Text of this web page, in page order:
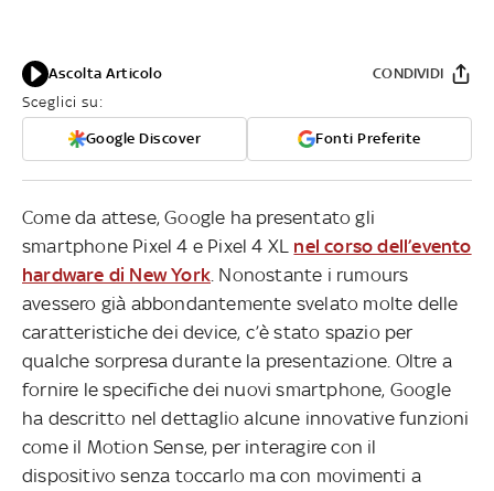
Ascolta Articolo
Sceglici su:
Google Discover Fonti Preferite
CONDIVIDI
Come da attese, Google ha presentato gli
smartphone Pixel 4 e Pixel 4 XL nel corso dell’evento
hardware di New York . Nonostante i rumours
avessero già abbondantemente svelato molte delle
caratteristiche dei device, c’è stato spazio per
qualche sorpresa durante la presentazione. Oltre a
fornire le specifiche dei nuovi smartphone, Google
ha descritto nel dettaglio alcune innovative funzioni
come il Motion Sense, per interagire con il
dispositivo senza toccarlo ma con movimenti a